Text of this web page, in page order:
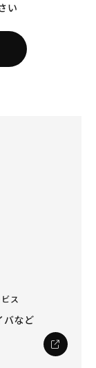
い
ス
バなど